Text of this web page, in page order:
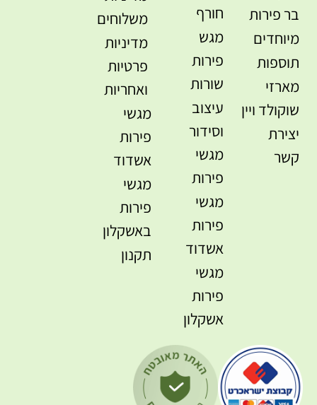
בר פירות
מיוחדים
תוספות
מארזי
שוקולד ויין
יצירת
קשר
חורף
מגש
פירות
שורות
עיצוב
וסידור
מגשי
פירות
מגשי
פירות
אשדוד
מגשי
פירות
אשקלון
משלוחים
מדיניות
פרטיות
ואחריות
מגשי
פירות
אשדוד
מגשי
פירות
באשקלון
תקנון